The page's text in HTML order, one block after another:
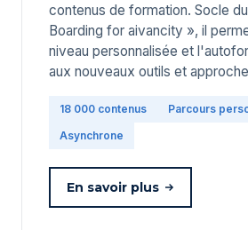
contenus de formation. Socle
Boarding for aivancity », il
niveau personnalisée et
aux nouveaux outils et
18 000 contenus
Parcours
Asynchrone
En savoir plus